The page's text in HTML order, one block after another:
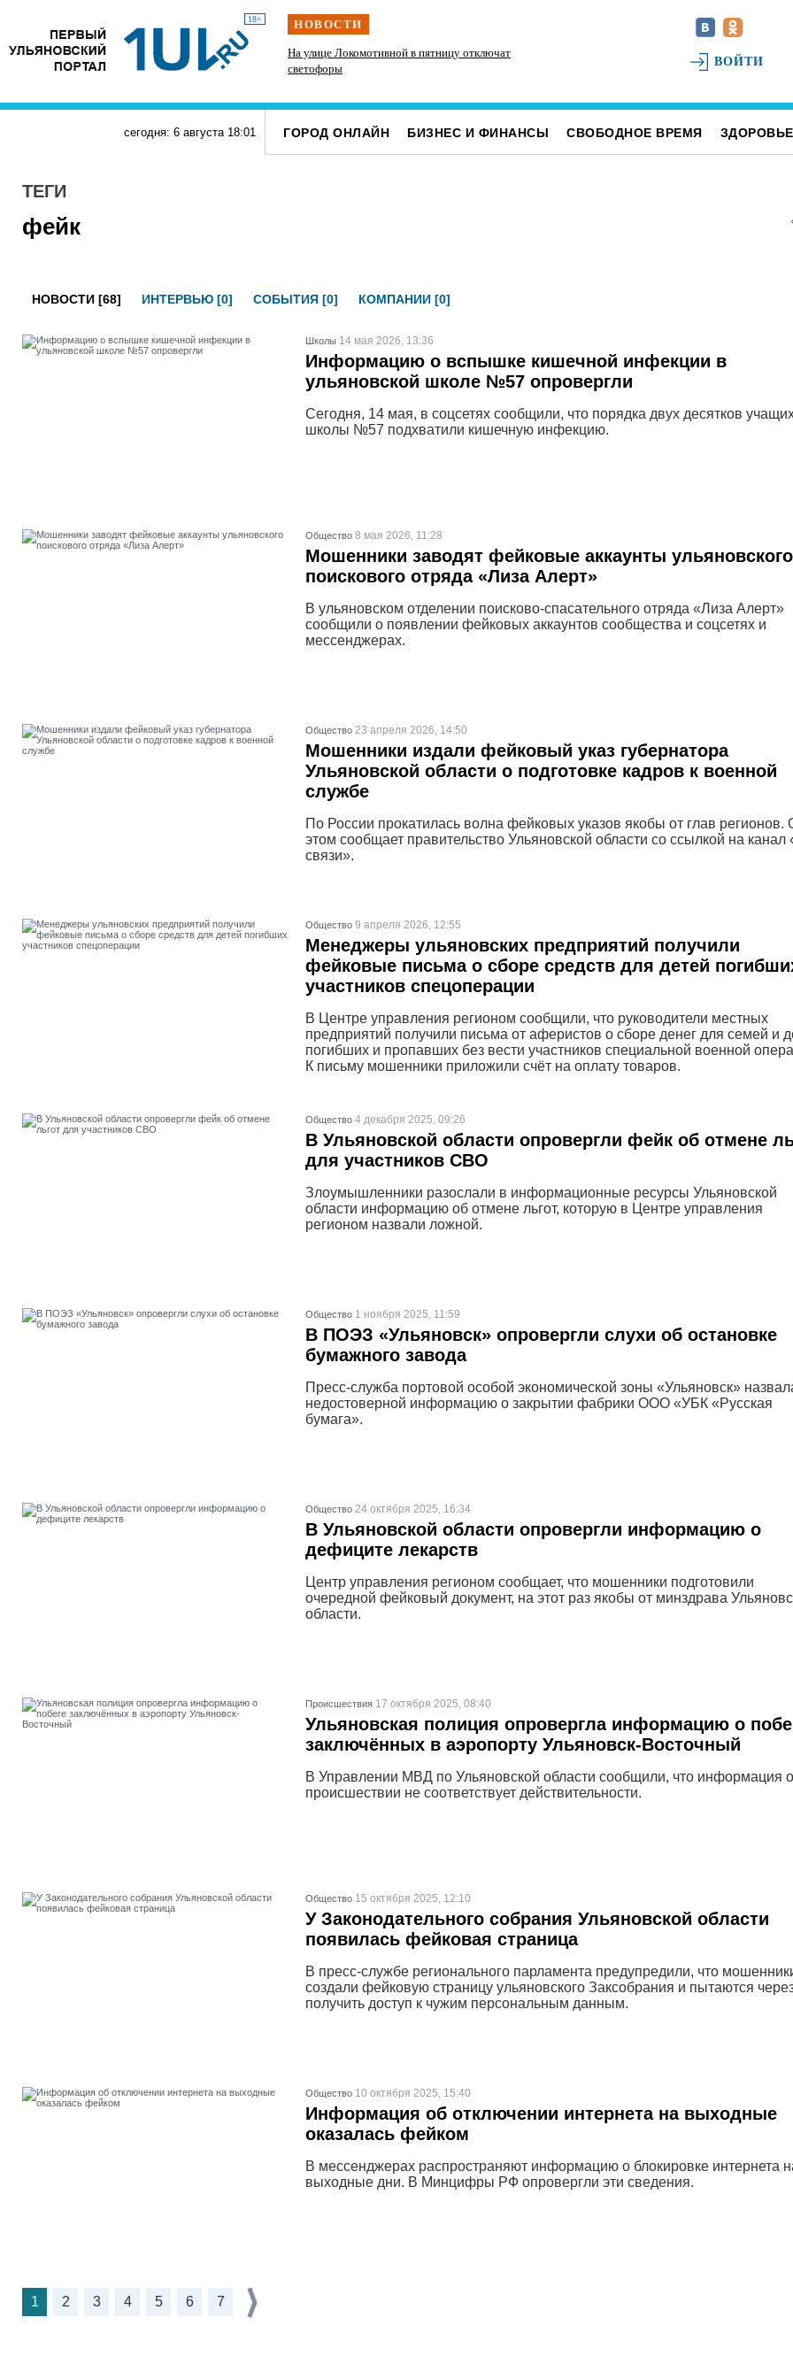
18+ НОВОСТИ
в фуруИнзенцы простятся с земляком, погибшим на
СВО
На улице Локомотивной в пятницу отключат
светофоры
Для обслуживания кладбищ Ульяновска
ВОЙТИ
сегодня: 6 августа 18:01 ГОРОД ОНЛАЙН БИЗНЕС И ФИНАНСЫ СВОБОДНОЕ ВРЕМЯ ЗДОРОВЬЕ
ТЕГИ
фейк
НОВОСТИ [68] ИНТЕРВЬЮ [0] СОБЫТИЯ [0] КОМПАНИИ [0]
Школы 14 мая 2026, 13:36
Информацию о вспышке кишечной инфекции в
ульяновской школе №57 опровергли
Сегодня, 14 мая, в соцсетях сообщили, что порядка двух десятков
школы №57 подхватили кишечную инфекцию.
Общество 8 мая 2026, 11:28
Мошенники заводят фейковые аккаунты ульяновского
поискового отряда «Лиза Алерт»
В ульяновском отделении поисково-спасательного отряда «Лиза Алерт»
сообщили о появлении фейковых аккаунтов сообщества и соцсетях и
мессенджерах.
Общество 23 апреля 2026, 14:50
Мошенники издали фейковый указ губернатора
Ульяновской области о подготовке кадров к военной
службе
По России прокатилась волна фейковых указов якобы от глав регионов.
этом сообщает правительство Ульяновской области со ссылкой на канал
связи».
Общество 9 апреля 2026, 12:55
Менеджеры ульяновских предприятий получили
фейковые письма о сборе средств для детей
участников спецоперации
В Центре управления регионом сообщили, что руководители местных
предприятий получили письма от аферистов о сборе денег для семей и
погибших и пропавших без вести участников специальной военной
К письму мошенники приложили счёт на оплату товаров.
Общество 4 декабря 2025, 09:26
В Ульяновской области опровергли фейк об отмене
для участников СВО
Злоумышленники разослали в информационные ресурсы Ульяновской
области информацию об отмене льгот, которую в Центре управления
регионом назвали ложной.
Общество 1 ноября 2025, 11:59
В ПОЭЗ «Ульяновск» опровергли слухи об остановке
бумажного завода
Пресс-служба портовой особой экономической зоны «Ульяновск»
недостоверной информацию о закрытии фабрики ООО «УБК «Русская
бумага».
Общество 24 октября 2025, 16:34
В Ульяновской области опровергли информацию о
дефиците лекарств
Центр управления регионом сообщает, что мошенники подготовили
очередной фейковый документ, на этот раз якобы от минздрава
области.
Проиcшествия 17 октября 2025, 08:40
Ульяновская полиция опровергла информацию о
заключённых в аэропорту Ульяновск-Восточный
В Управлении МВД по Ульяновской области сообщили, что информация о
происшествии не соответствует действительности.
Общество 15 октября 2025, 12:10
У Законодательного собрания Ульяновской области
появилась фейковая страница
В пресс-службе регионального парламента предупредили, что
создали фейковую страницу ульяновского Заксобрания и пытаются
получить доступ к чужим персональным данным.
Общество 10 октября 2025, 15:40
Информация об отключении интернета на выходные
оказалась фейком
В мессенджерах распространяют информацию о блокировке интернета
выходные дни. В Минцифры РФ опровергли эти сведения.
1 2 3 4 5 6 7